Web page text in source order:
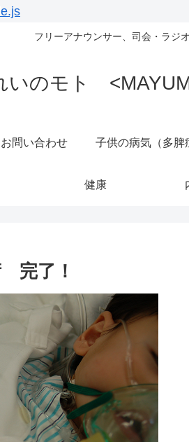
フリーアナウンサー、司会・ラジ
いのモト
お問い合わせ
健康
完了！